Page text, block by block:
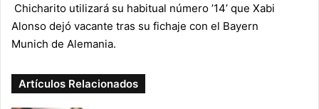
Chicharito utilizará su habitual número ’14’ que Xabi
Alonso dejó vacante tras su fichaje con el Bayern
Munich de Alemania.
Artículos Relacionados